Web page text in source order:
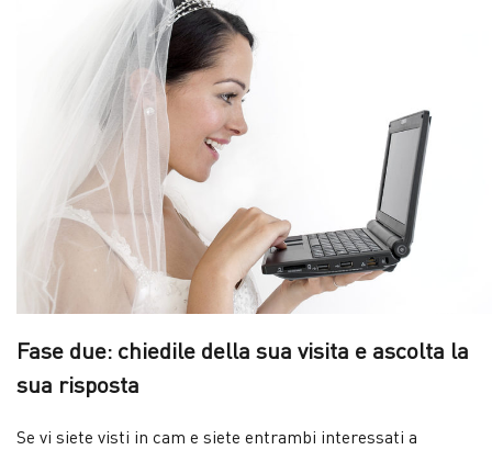
Fase due: chiedile della sua visita e ascolta la
sua risposta
Se vi siete visti in cam e siete entrambi interessati a